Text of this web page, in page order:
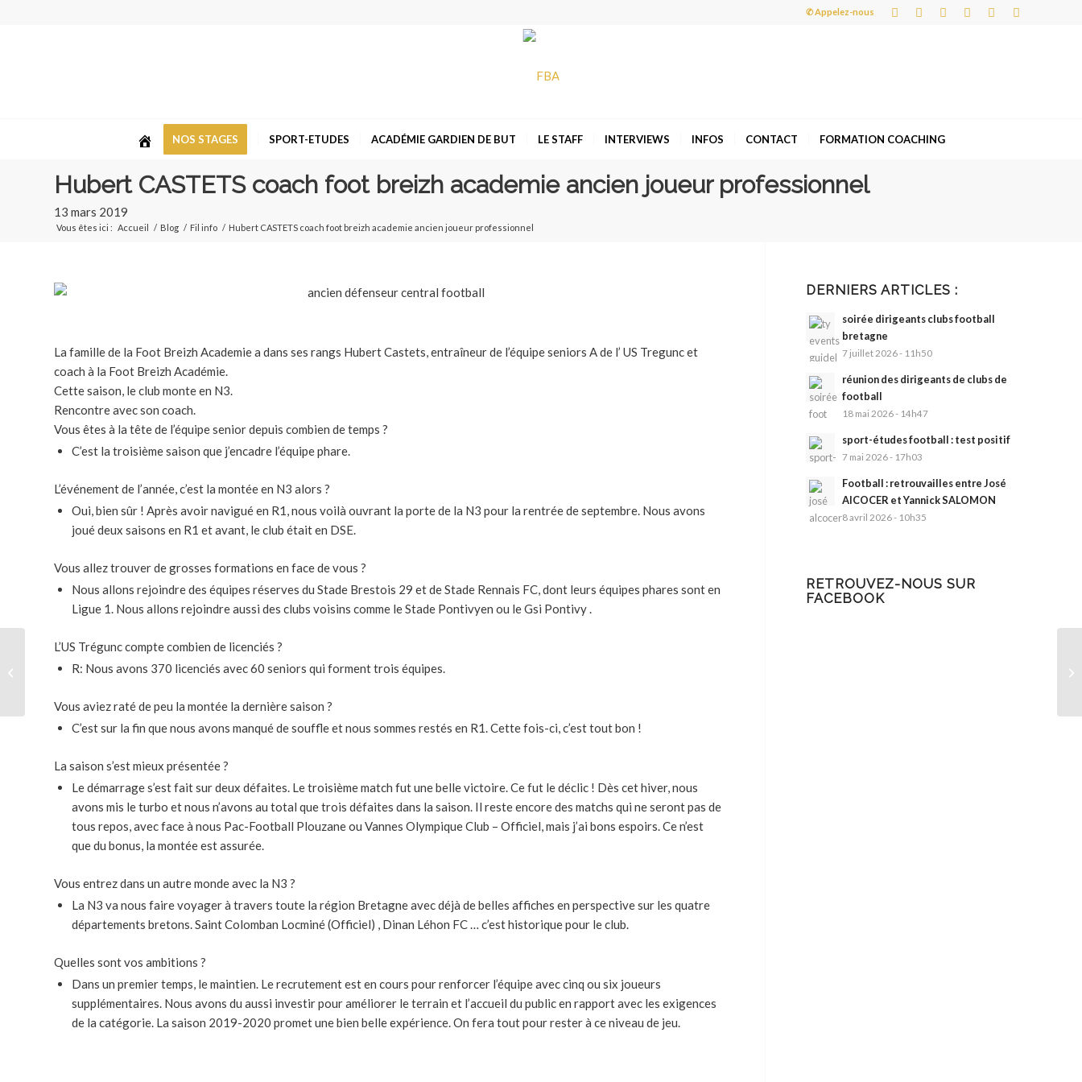
✆ Appelez-nous
NOS STAGES SPORT-ETUDES ACADÉMIE GARDIEN DE BUT LE STAFF INTERVIEWS INFOS CONTACT FORMATION COACHING
Hubert CASTETS coach foot breizh academie ancien joueur professionnel
13 mars 2019
Vous êtes ici : Accueil / Blog / Fil info / Hubert CASTETS coach foot breizh academie ancien joueur professionnel
La famille de la Foot Breizh Academie a dans ses rangs Hubert Castets, entraîneur de l’équipe seniors A de l’ US Tregunc et
coach à la Foot Breizh Académie.
Cette saison, le club monte en N3.
Rencontre avec son coach.
Vous êtes à la tête de l’équipe senior depuis combien de temps ?
C’est la troisième saison que j’encadre l’équipe phare.
L’événement de l’année, c’est la montée en N3 alors ?
Oui, bien sûr ! Après avoir navigué en R1, nous voilà ouvrant la porte de la N3 pour la rentrée de septembre. Nous avons
joué deux saisons en R1 et avant, le club était en DSE.
Vous allez trouver de grosses formations en face de vous ?
Nous allons rejoindre des équipes réserves du Stade Brestois 29 et de Stade Rennais FC, dont leurs équipes phares sont en
Ligue 1. Nous allons rejoindre aussi des clubs voisins comme le Stade Pontivyen ou le Gsi Pontivy .
L’US Trégunc compte combien de licenciés ?
R: Nous avons 370 licenciés avec 60 seniors qui forment trois équipes.
Vous aviez raté de peu la montée la dernière saison ?
C’est sur la fin que nous avons manqué de souffle et nous sommes restés en R1. Cette fois-ci, c’est tout bon !
La saison s’est mieux présentée ?
Le démarrage s’est fait sur deux défaites. Le troisième match fut une belle victoire. Ce fut le déclic ! Dès cet hiver, nous
avons mis le turbo et nous n’avons au total que trois défaites dans la saison. Il reste encore des matchs qui ne seront pas de
tous repos, avec face à nous Pac-Football Plouzane ou Vannes Olympique Club – Officiel, mais j’ai bons espoirs. Ce n’est
que du bonus, la montée est assurée.
Vous entrez dans un autre monde avec la N3 ?
La N3 va nous faire voyager à travers toute la région Bretagne avec déjà de belles affiches en perspective sur les quatre
départements bretons. Saint Colomban Locminé (Officiel) , Dinan Léhon FC … c’est historique pour le club.
Quelles sont vos ambitions ?
Dans un premier temps, le maintien. Le recrutement est en cours pour renforcer l’équipe avec cinq ou six joueurs
supplémentaires. Nous avons du aussi investir pour améliorer le terrain et l’accueil du public en rapport avec les exigences
de la catégorie. La saison 2019-2020 promet une bien belle expérience. On fera tout pour rester à ce niveau de jeu.
DERNIERS ARTICLES :
soirée dirigeants clubs football
bretagne
7 juillet 2026 - 11h50
réunion des dirigeants de clubs de
football
18 mai 2026 - 14h47
sport-études football : test positif
7 mai 2026 - 17h03
Football : retrouvailles entre José
AlCOCER et Yannick SALOMON
8 avril 2026 - 10h35
RETROUVEZ-NOUS SUR
FACEBOOK
Interview de Charles
Eliott, stagiaire venu du